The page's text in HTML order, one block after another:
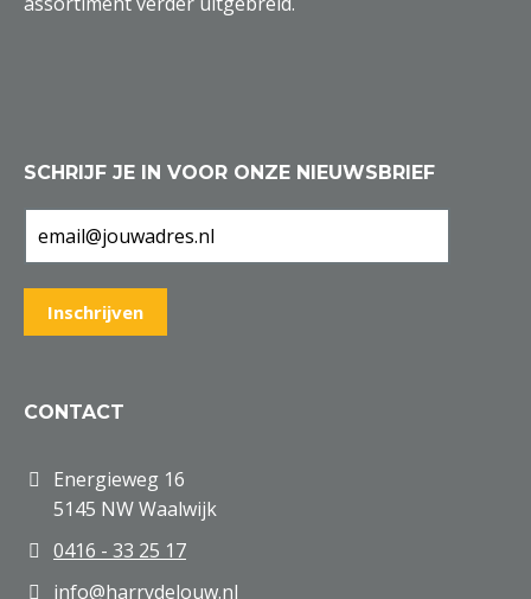
SCHRIJF JE IN VOOR ONZE NIEUWSBRIEF
CONTACT
Energieweg 16
5145 NW Waalwijk
0416 - 33 25 17
info@harrydelouw.nl